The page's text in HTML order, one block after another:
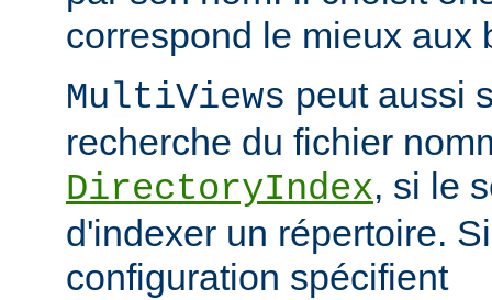
correspond le mieux aux
MultiViews peut aussi
recherche du fichier
DirectoryIndex, si le
d'indexer un répertoire.
configuration spécifient